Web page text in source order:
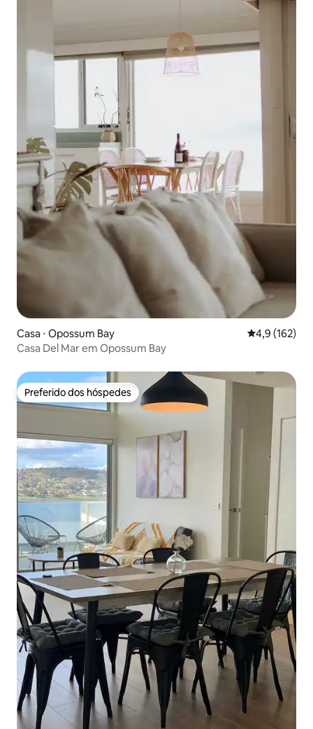
Casa ⋅ Opossum Bay 4,9 de uma
4,9 (162)
Casa Del Mar em Opossum Bay
Preferido dos hóspedes
Preferido dos hóspedes